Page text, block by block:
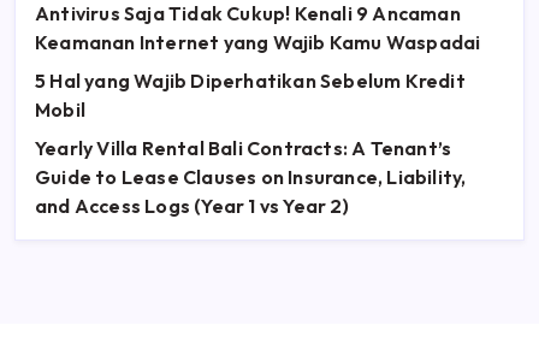
Antivirus Saja Tidak Cukup! Kenali 9 Ancaman
Keamanan Internet yang Wajib Kamu Waspadai
5 Hal yang Wajib Diperhatikan Sebelum Kredit
Mobil
Yearly Villa Rental Bali Contracts: A Tenant’s
Guide to Lease Clauses on Insurance, Liability,
and Access Logs (Year 1 vs Year 2)